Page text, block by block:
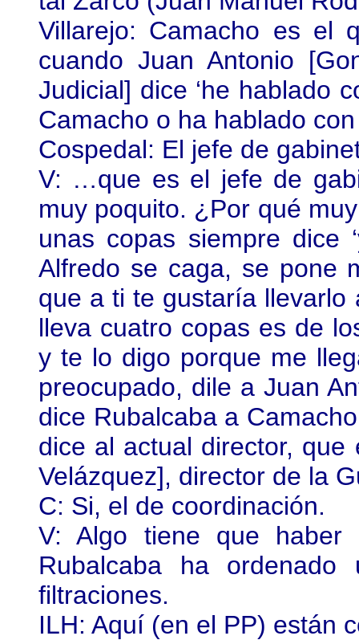
Villarejo: Camacho es el
cuando Juan Antonio
Judicial] dice ‘he hablado
Camacho o ha hablado
Cospedal: El jefe de
V: …que es el jefe de
muy poquito. ¿Por qué
unas copas siempre dice
Alfredo se caga, se pone
que a ti te gustaría llevarlo
lleva cuatro copas es de
y te lo digo porque me
preocupado, dile a Juan
dice Rubalcaba a
dice al actual director, que
Velázquez], director de la
C: Si, el de coordinación.
V: Algo tiene que haber
Rubalcaba ha
filtraciones.
ILH: Aquí (en el PP) están